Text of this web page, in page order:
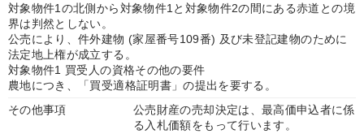
対象物件1の北側から対象物件1と対象物件2の間にある赤道との境
界は判然としない。
公売により、件外建物 (家屋番号109番) 及び未登記建物のために
法定地上権が成立する。
対象物件1 買受人の資格その他の要件
農地につき、「買受適格証明書」の提出を要する。
その他事項
公売財産の売却決定は、最高価申込者に係
る入札価額をもって行います。